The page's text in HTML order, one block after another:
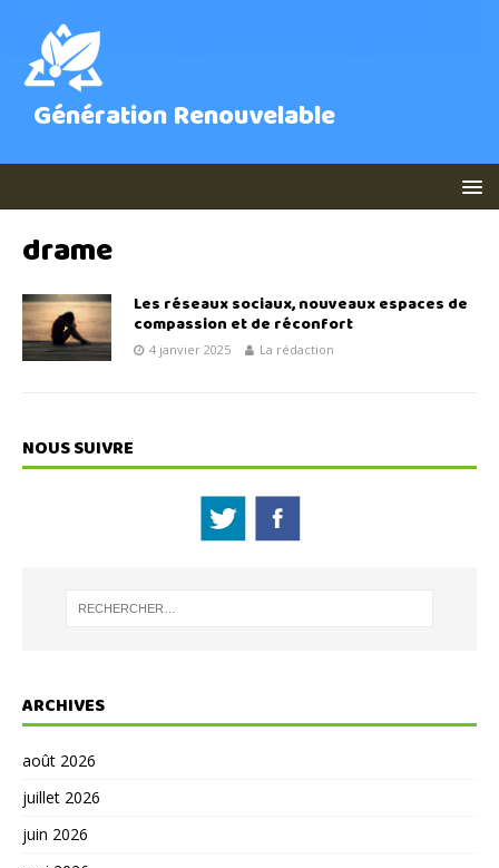
Génération Renouvelable
drame
Les réseaux sociaux, nouveaux espaces de
compassion et de réconfort
4 janvier 2025 La rédaction
NOUS SUIVRE
ARCHIVES
août 2026
juillet 2026
juin 2026